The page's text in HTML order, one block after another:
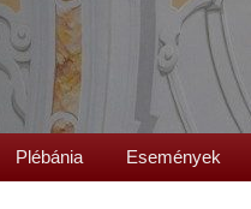
Plébánia Események